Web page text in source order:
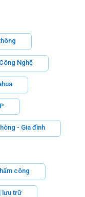
Nghệ
- Gia đình
công
lưu trữ